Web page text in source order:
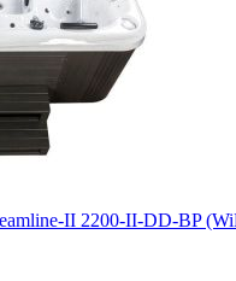
II 2200-II-DD-BP